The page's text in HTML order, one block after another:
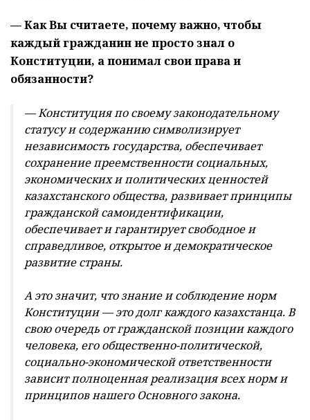
— Как Вы считаете, почему важно, чтобы
каждый гражданин не просто знал о
Конституции, а понимал свои права и
обязанности?
— Конституция по своему законодательному
статусу и содержанию символизирует
независимость государства, обеспечивает
сохранение преемственности социальных,
экономических и политических ценностей
казахстанского общества, развивает принципы
гражданской самоидентификации,
обеспечивает и гарантирует свободное и
справедливое, открытое и демократическое
развитие страны.
А это значит, что знание и соблюдение норм
Конституции — это долг каждого казахстанца. В
свою очередь от гражданской позиции каждого
человека, его общественно-политической,
социально-экономической ответственности
зависит полноценная реализация всех норм и
принципов нашего Основного закона.